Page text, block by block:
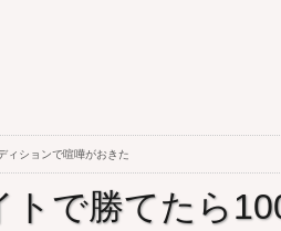
ィションで喧嘩がおきた
トで勝てたら